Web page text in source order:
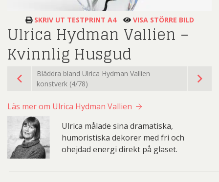
SKRIV UT TESTPRINT A4 VISA STÖRRE BILD
Ulrica Hydman Vallien –
Kvinnlig Husgud
Bläddra bland Ulrica Hydman Vallien
konstverk (4/78)
Läs mer om Ulrica Hydman Vallien
Ulrica målade sina dramatiska,
humoristiska dekorer med fri och
ohejdad energi direkt på glaset.